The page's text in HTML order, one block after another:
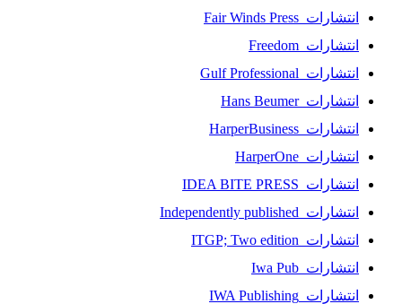
انتشارات Fair Winds Press
انتشارات Freedom
انتشارات Gulf Professional
انتشارات Hans Beumer
انتشارات HarperBusiness
انتشارات HarperOne
انتشارات IDEA BITE PRESS
انتشارات Independently published
انتشارات ITGP; Two edition
انتشارات Iwa Pub
انتشارات IWA Publishing